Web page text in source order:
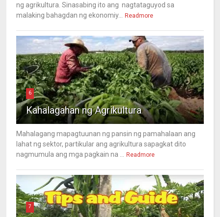
ng agrikultura. Sinasabing ito ang nagtataguyod sa
malaking bahagdan ng ekonomiy...
Readmore
6
Kahalagahan ng Agrikultura
Mahalagang mapagtuunan ng pansin ng pamahalaan ang
lahat ng sektor, partikular ang agrikultura sapagkat dito
nagmumula ang mga pagkain na ...
Readmore
7